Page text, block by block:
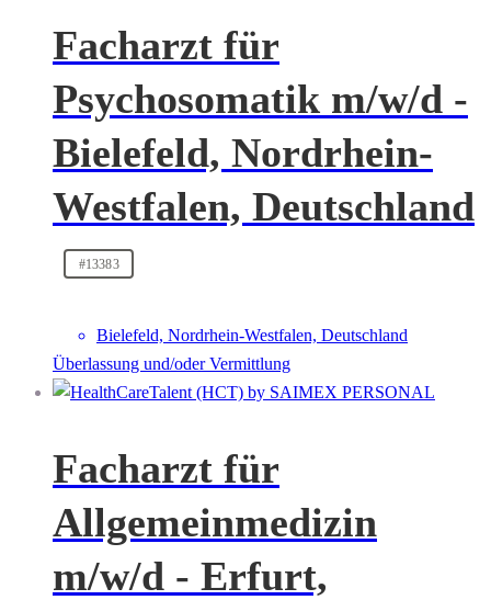
Facharzt für
Psychosomatik m/w/d -
Bielefeld, Nordrhein-
Westfalen, Deutschland
#13383
Bielefeld, Nordrhein-Westfalen, Deutschland
Überlassung und/oder Vermittlung
Facharzt für
Allgemeinmedizin
m/w/d - Erfurt,